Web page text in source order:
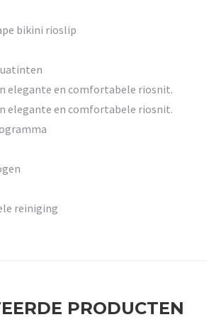
bikini rioslip
elegante en comfortabele riosnit.
elegante en comfortabele riosnit.
reiniging
PRODUCTEN